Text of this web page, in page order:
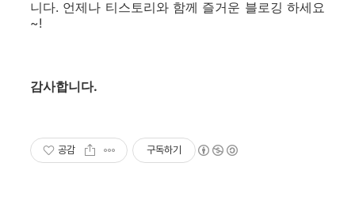
니다. 언제나 티스토리와 함께 즐거운 블로깅 하세요
~!
감사합니다.
공감 구독하기